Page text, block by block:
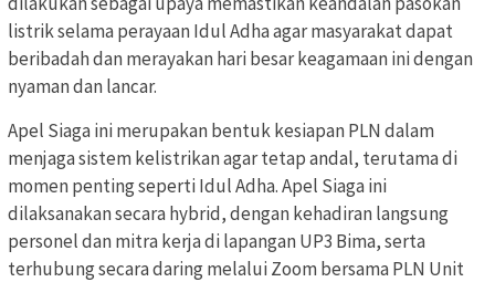
listrik selama perayaan Idul Adha agar masyarakat dapat
beribadah dan merayakan hari besar keagamaan ini dengan
nyaman dan lancar.
Apel Siaga ini merupakan bentuk kesiapan PLN dalam
menjaga sistem kelistrikan agar tetap andal, terutama di
momen penting seperti Idul Adha. Apel Siaga ini
dilaksanakan secara hybrid, dengan kehadiran langsung
personel dan mitra kerja di lapangan UP3 Bima, serta
terhubung secara daring melalui Zoom bersama PLN Unit